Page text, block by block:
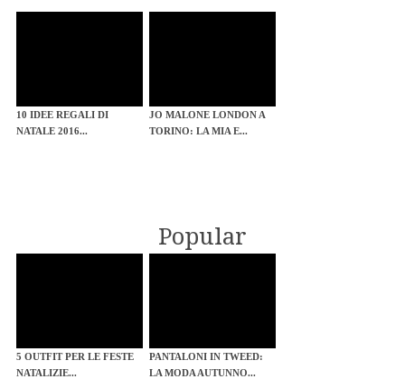
10 IDEE REGALI DI
NATALE 2016...
JO MALONE LONDON A
TORINO: LA MIA E...
Popular
5 OUTFIT PER LE FESTE
NATALIZIE...
PANTALONI IN TWEED:
LA MODA AUTUNNO...